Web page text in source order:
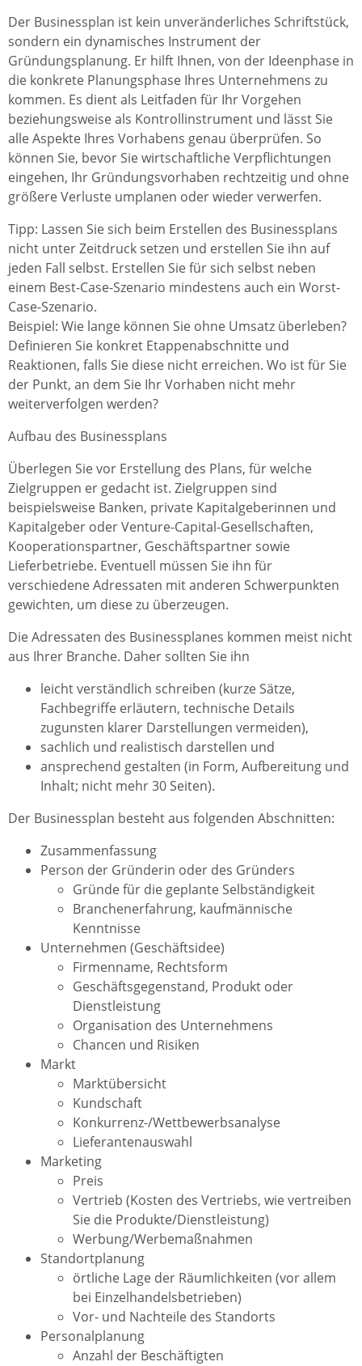
Der Businessplan ist kein unveränderliches Schriftstück,
sondern ein dynamisches Instrument der
Gründungsplanung. Er hilft Ihnen, von der Ideenphase in
die konkrete Planungsphase Ihres Unternehmens zu
kommen. Es dient als Leitfaden für Ihr Vorgehen
beziehungsweise als Kontrollinstrument und lässt Sie
alle Aspekte Ihres Vorhabens genau überprüfen. So
können Sie, bevor Sie wirtschaftliche Verpflichtungen
eingehen, Ihr Gründungsvorhaben rechtzeitig und ohne
größere Verluste umplanen oder wieder verwerfen.
Tipp: Lassen Sie sich beim Erstellen des Businessplans
nicht unter Zeitdruck setzen und erstellen Sie ihn auf
jeden Fall selbst. Erstellen Sie für sich selbst neben
einem Best-Case-Szenario mindestens auch ein Worst-
Case-Szenario.
Beispiel: Wie lange können Sie ohne Umsatz überleben?
Definieren Sie konkret Etappenabschnitte und
Reaktionen, falls Sie diese nicht erreichen. Wo ist für Sie
der Punkt, an dem Sie Ihr Vorhaben nicht mehr
weiterverfolgen werden?
Aufbau des Businessplans
Überlegen Sie vor Erstellung des Plans, für welche
Zielgruppen er gedacht ist. Zielgruppen sind
beispielsweise Banken, private Kapitalgeberinnen und
Kapitalgeber oder Venture-Capital-Gesellschaften,
Kooperationspartner, Geschäftspartner sowie
Lieferbetriebe. Eventuell müssen Sie ihn für
verschiedene Adressaten mit anderen Schwerpunkten
gewichten, um diese zu überzeugen.
Die Adressaten des Businessplanes kommen meist nicht
aus Ihrer Branche. Daher sollten Sie ihn
leicht verständlich schreiben (kurze Sätze,
Fachbegriffe erläutern, technische Details
zugunsten klarer Darstellungen vermeiden),
sachlich und realistisch darstellen und
ansprechend gestalten (in Form, Aufbereitung und
Inhalt; nicht mehr 30 Seiten).
Der Businessplan besteht aus folgenden Abschnitten:
Zusammenfassung
Person der Gründerin oder des Gründers
Gründe für die geplante Selbständigkeit
Branchenerfahrung, kaufmännische
Kenntnisse
Unternehmen (Geschäftsidee)
Firmenname, Rechtsform
Geschäftsgegenstand, Produkt oder
Dienstleistung
Organisation des Unternehmens
Chancen und Risiken
Markt
Marktübersicht
Kundschaft
Konkurrenz-/Wettbewerbsanalyse
Lieferantenauswahl
Marketing
Preis
Vertrieb (Kosten des Vertriebs, wie vertreiben
Sie die Produkte/Dienstleistung)
Werbung/Werbemaßnahmen
Standortplanung
örtliche Lage der Räumlichkeiten (vor allem
bei Einzelhandelsbetrieben)
Vor- und Nachteile des Standorts
Personalplanung
Anzahl der Beschäftigten